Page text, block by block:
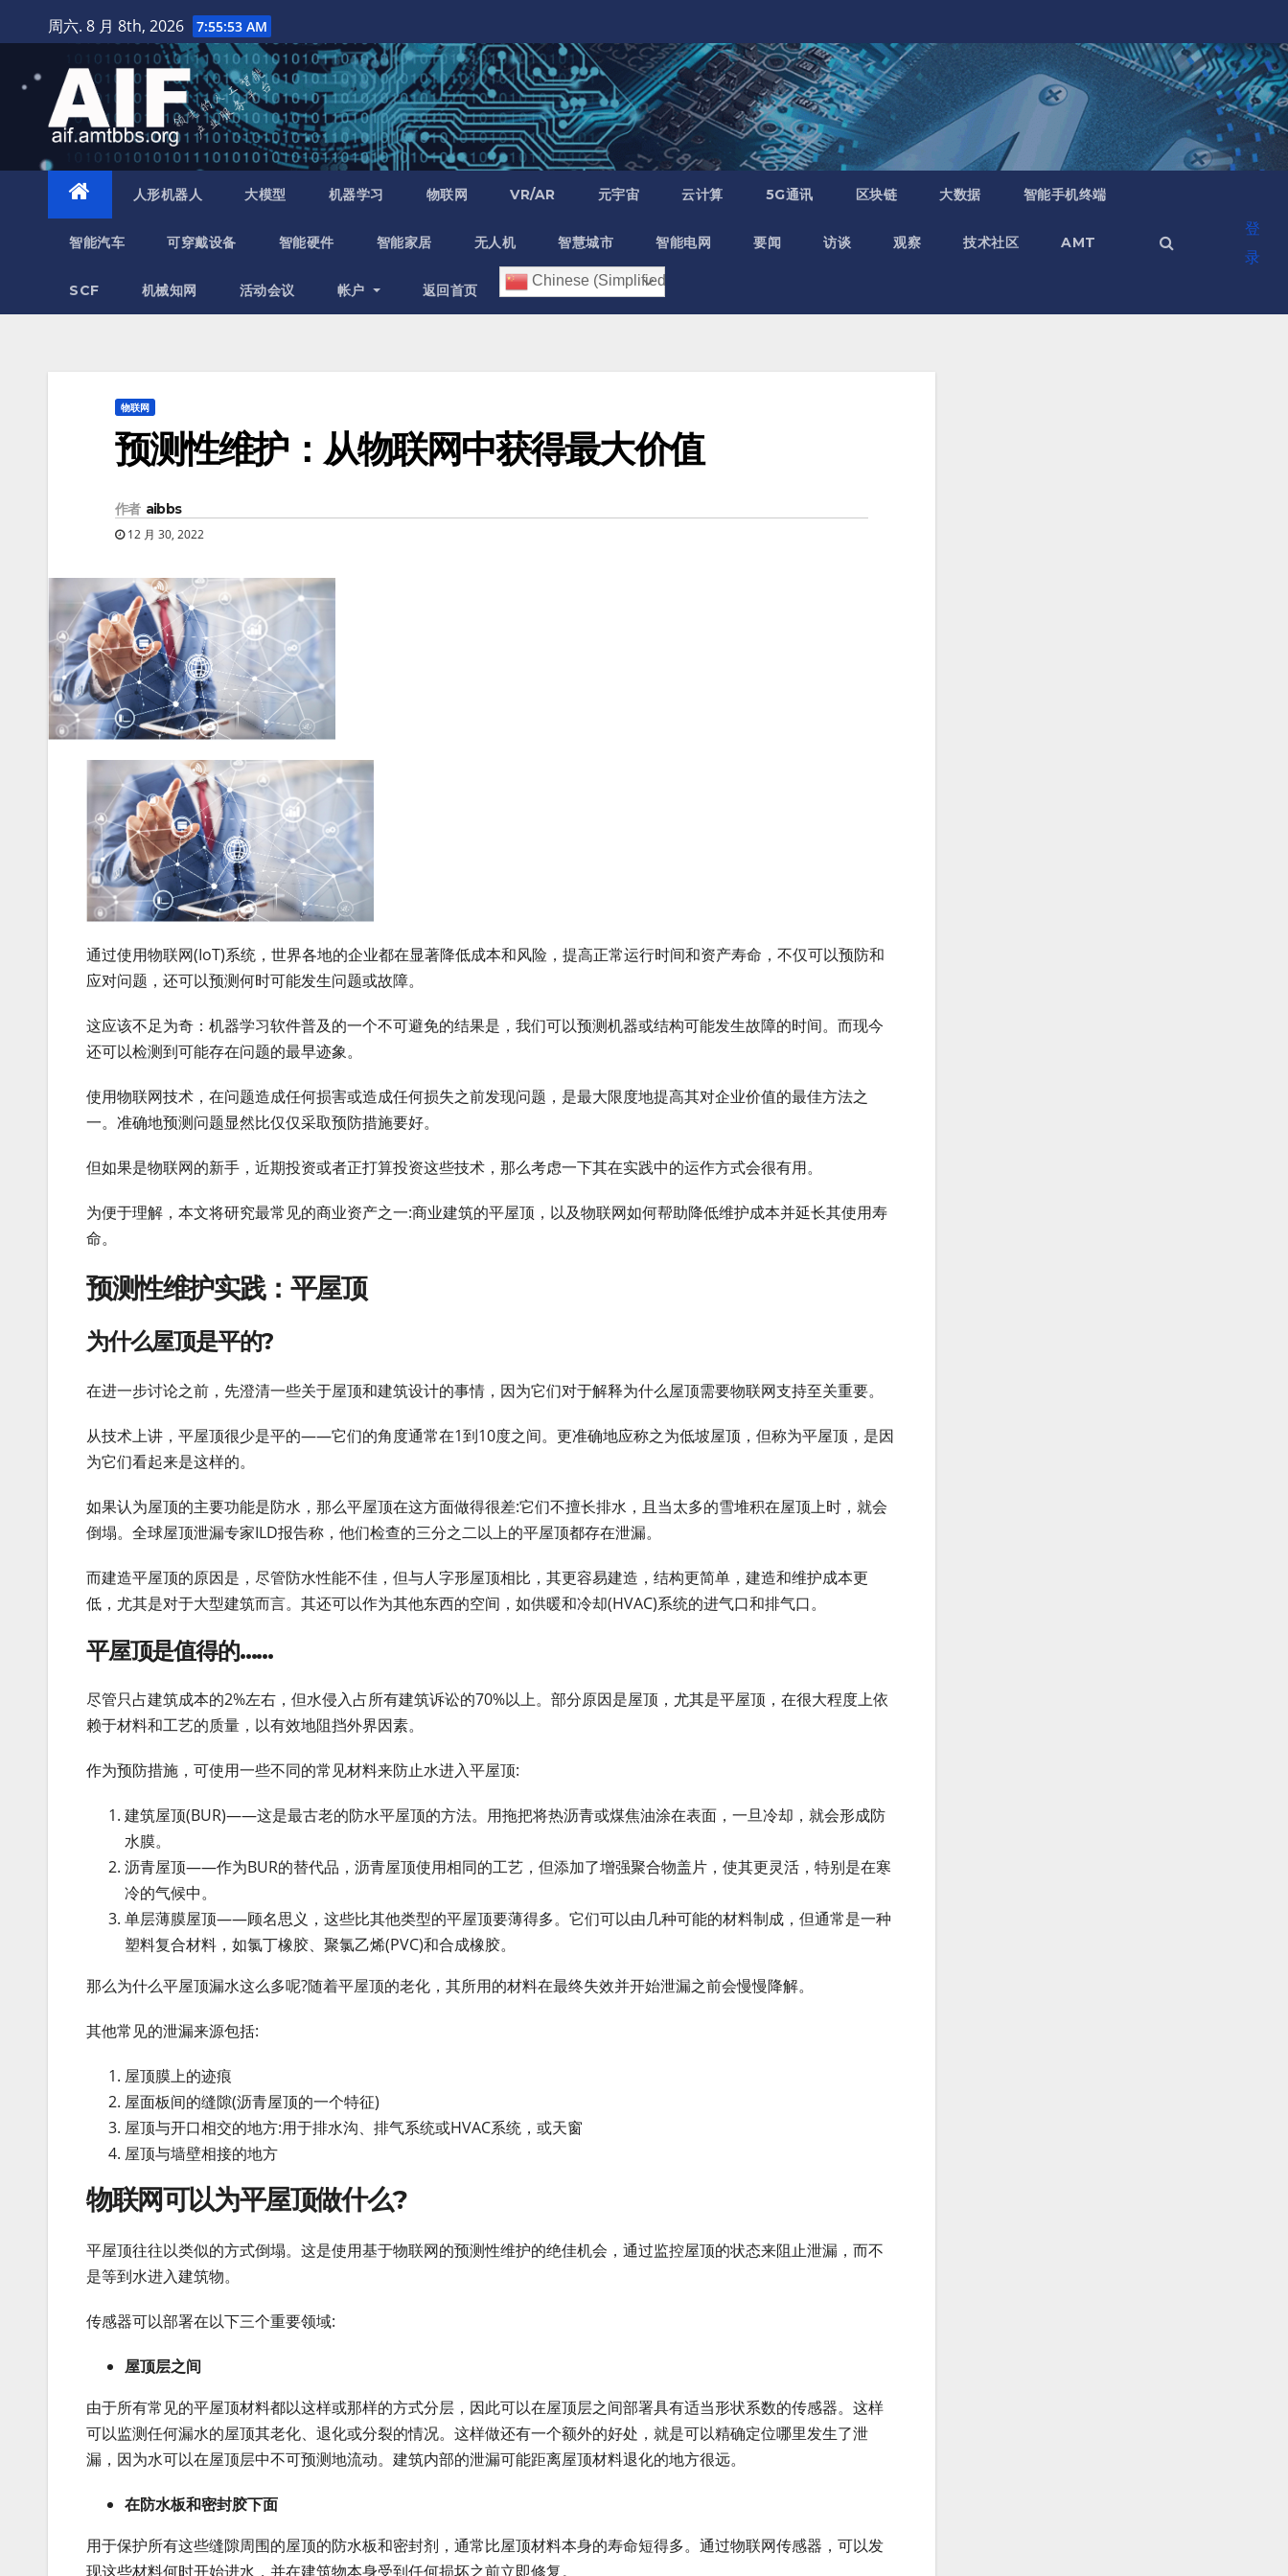
至
周六. 8 月 8th, 2026 7:55:54 AM
人形机器人 大模型 机器学习 物联网 VR/AR 元宇宙 云计算 5G通讯 区块链 大数据 智能手机终端
智能汽车 可穿戴设备 智能硬件 智能家居 无人机 智慧城市 智能电网 要闻 访谈 观察 技术社区 AMT
SCF 机械知网 活动会议 帐户 返回首页
Chinese (Simplified)
登
录
物联网
预测性维护：从物联网中获得最大价值
作者 aibbs
12 月 30, 2022
通过使用物联网(IoT)系统，世界各地的企业都在显著降低成本和风险，提高正常运行时间和资产寿命，不仅可以预防和
应对问题，还可以预测何时可能发生问题或故障。
这应该不足为奇：机器学习软件普及的一个不可避免的结果是，我们可以预测机器或结构可能发生故障的时间。而现今
还可以检测到可能存在问题的最早迹象。
使用物联网技术，在问题造成任何损害或造成任何损失之前发现问题，是最大限度地提高其对企业价值的最佳方法之
一。准确地预测问题显然比仅仅采取预防措施要好。
但如果是物联网的新手，近期投资或者正打算投资这些技术，那么考虑一下其在实践中的运作方式会很有用。
为便于理解，本文将研究最常见的商业资产之一:商业建筑的平屋顶，以及物联网如何帮助降低维护成本并延长其使用寿
命。
预测性维护实践：平屋顶
为什么屋顶是平的?
在进一步讨论之前，先澄清一些关于屋顶和建筑设计的事情，因为它们对于解释为什么屋顶需要物联网支持至关重要。
从技术上讲，平屋顶很少是平的——它们的角度通常在1到10度之间。更准确地应称之为低坡屋顶，但称为平屋顶，是因
为它们看起来是这样的。
如果认为屋顶的主要功能是防水，那么平屋顶在这方面做得很差:它们不擅长排水，且当太多的雪堆积在屋顶上时，就会
倒塌。全球屋顶泄漏专家ILD报告称，他们检查的三分之二以上的平屋顶都存在泄漏。
而建造平屋顶的原因是，尽管防水性能不佳，但与人字形屋顶相比，其更容易建造，结构更简单，建造和维护成本更
低，尤其是对于大型建筑而言。其还可以作为其他东西的空间，如供暖和冷却(HVAC)系统的进气口和排气口。
平屋顶是值得的……
尽管只占建筑成本的2%左右，但水侵入占所有建筑诉讼的70%以上。部分原因是屋顶，尤其是平屋顶，在很大程度上依
赖于材料和工艺的质量，以有效地阻挡外界因素。
作为预防措施，可使用一些不同的常见材料来防止水进入平屋顶:
建筑屋顶(BUR)——这是最古老的防水平屋顶的方法。用拖把将热沥青或煤焦油涂在表面，一旦冷却，就会形成防
水膜。
沥青屋顶——作为BUR的替代品，沥青屋顶使用相同的工艺，但添加了增强聚合物盖片，使其更灵活，特别是在寒
冷的气候中。
单层薄膜屋顶——顾名思义，这些比其他类型的平屋顶要薄得多。它们可以由几种可能的材料制成，但通常是一种
塑料复合材料，如氯丁橡胶、聚氯乙烯(PVC)和合成橡胶。
那么为什么平屋顶漏水这么多呢?随着平屋顶的老化，其所用的材料在最终失效并开始泄漏之前会慢慢降解。
其他常见的泄漏来源包括:
屋顶膜上的迹痕
屋面板间的缝隙(沥青屋顶的一个特征)
屋顶与开口相交的地方:用于排水沟、排气系统或HVAC系统，或天窗
屋顶与墙壁相接的地方
物联网可以为平屋顶做什么?
平屋顶往往以类似的方式倒塌。这是使用基于物联网的预测性维护的绝佳机会，通过监控屋顶的状态来阻止泄漏，而不
是等到水进入建筑物。
传感器可以部署在以下三个重要领域:
屋顶层之间
由于所有常见的平屋顶材料都以这样或那样的方式分层，因此可以在屋顶层之间部署具有适当形状系数的传感器。这样
可以监测任何漏水的屋顶其老化、退化或分裂的情况。这样做还有一个额外的好处，就是可以精确定位哪里发生了泄
漏，因为水可以在屋顶层中不可预测地流动。建筑内部的泄漏可能距离屋顶材料退化的地方很远。
在防水板和密封胶下面
用于保护所有这些缝隙周围的屋顶的防水板和密封剂，通常比屋顶材料本身的寿命短得多。通过物联网传感器，可以发
现这些材料何时开始进水，并在建筑物本身受到任何损坏之前立即修复。